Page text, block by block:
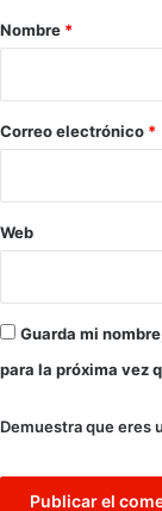
r
*
Nombre *
Correo electrónico *
Web
Guarda mi
para la próxima vez
Demuestra que eres